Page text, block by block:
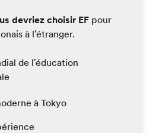
devriez choisir EF pour
à l'étranger.
de l'éducation
à Tokyo